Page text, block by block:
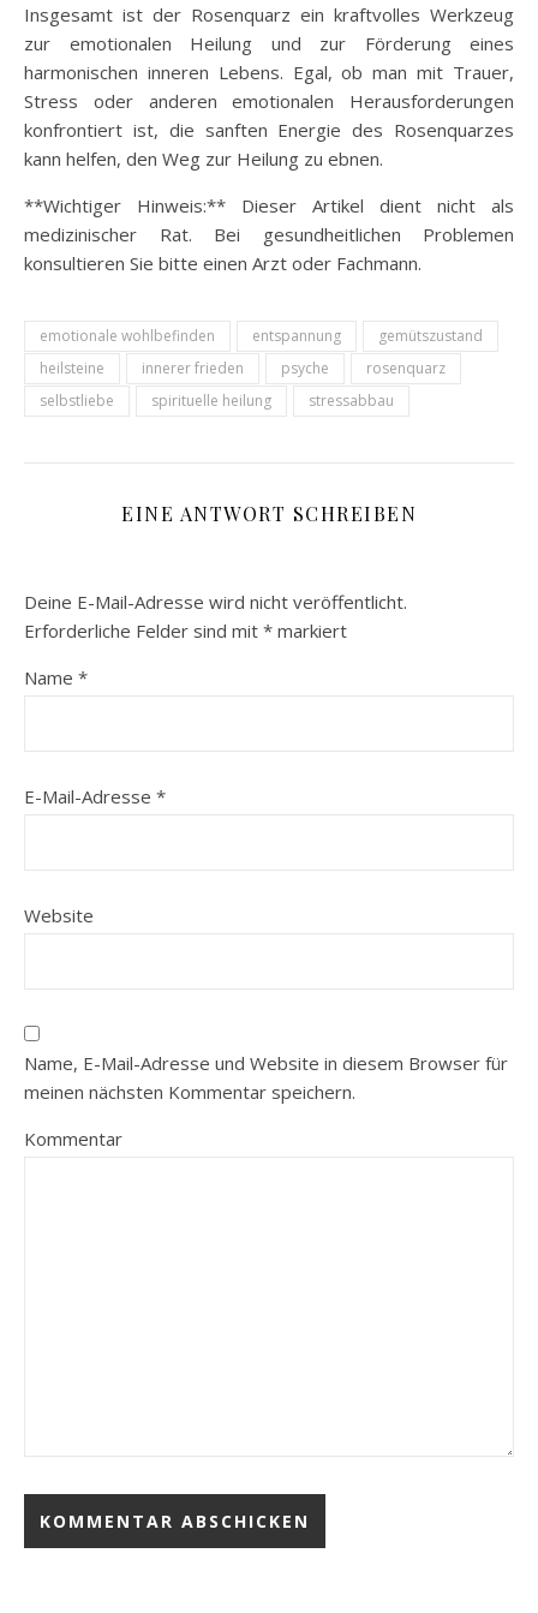
Insgesamt ist der Rosenquarz ein kraftvolles Werkzeug
zur emotionalen Heilung und zur Förderung eines
harmonischen inneren Lebens. Egal, ob man mit Trauer,
Stress oder anderen emotionalen Herausforderungen
konfrontiert ist, die sanften Energie des Rosenquarzes
kann helfen, den Weg zur Heilung zu ebnen.
**Wichtiger Hinweis:** Dieser Artikel dient nicht als
medizinischer Rat. Bei gesundheitlichen Problemen
konsultieren Sie bitte einen Arzt oder Fachmann.
emotionale wohlbefinden entspannung
gemütszustand
heilsteine
innerer frieden psyche
rosenquarz
selbstliebe
spirituelle heilung stressabbau
EINE ANTWORT SCHREIBEN
Deine E-Mail-Adresse wird nicht veröffentlicht.
Erforderliche Felder sind mit * markiert
Name *
E-Mail-Adresse *
Website
Name, E-Mail-Adresse und Website in diesem Browser für
meinen nächsten Kommentar speichern.
Kommentar